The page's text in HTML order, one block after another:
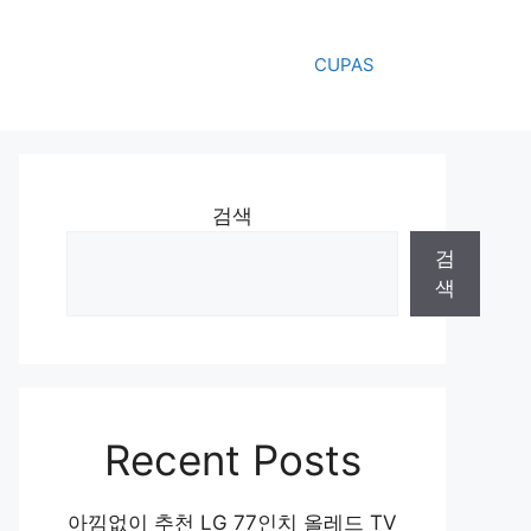
CUPAS
검색
검
색
Recent Posts
아낌없이 추천 LG 77인치 올레드 TV